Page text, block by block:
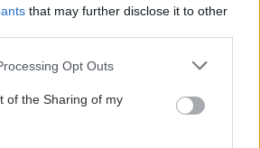
that may further disclose it to other
website/app uses one or more Google
or usage behaviour. You may click to
to Google and its third-party tags to
specified purposes in below Google
Opt Outs
of the Sharing of my